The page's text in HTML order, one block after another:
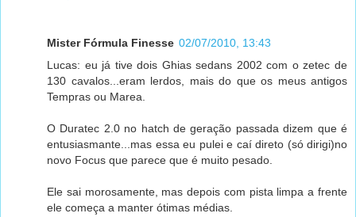
Mister Fórmula Finesse 02/07/2010, 13:43
Lucas: eu já tive dois Ghias sedans 2002 com o zetec de
130 cavalos...eram lerdos, mais do que os meus antigos
Tempras ou Marea.
O Duratec 2.0 no hatch de geração passada dizem que é
entusiasmante...mas essa eu pulei e caí direto (só dirigi)no
novo Focus que parece que é muito pesado.
Ele sai morosamente, mas depois com pista limpa a frente
ele começa a manter ótimas médias.